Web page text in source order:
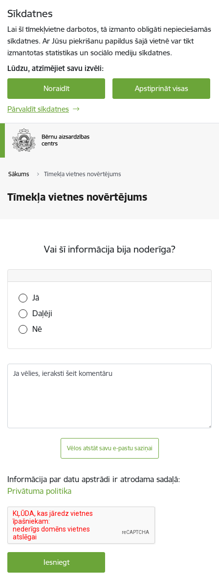
Sīkdatnes
Lai šī tīmekļvietne darbotos, tā izmanto obligāti nepieciešamās
sīkdatnes. Ar Jūsu piekrišanu papildus šajā vietnē var tikt
izmantotas statistikas un sociālo mediju sīkdatnes.
Lūdzu, atzīmējiet savu izvēli:
Noraidīt Apstiprināt visas
Pārvaldīt sīkdatnes
Sākums Tīmekļa vietnes novērtējums
Tīmekļa vietnes novērtējums
Vai šī informācija bija noderīga?
Vai šī informācija bija noderīga?
Jā
Daļēji
Nē
Ja vēlies, ieraksti šeit komentāru
Vēlos atstāt savu e-pastu saziņai
Informācija par datu apstrādi ir atrodama sadaļā:
Privātuma politika